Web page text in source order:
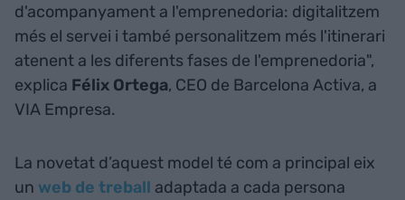
d'acompanyament a l'emprenedoria: digitalitzem
més el servei i també personalitzem més l'itinerari
atenent a les diferents fases de l'emprenedoria",
explica Félix Ortega, CEO de Barcelona Activa, a
VIA Empresa.
La novetat d’aquest model té com a principal eix
un web de treball adaptada a cada persona